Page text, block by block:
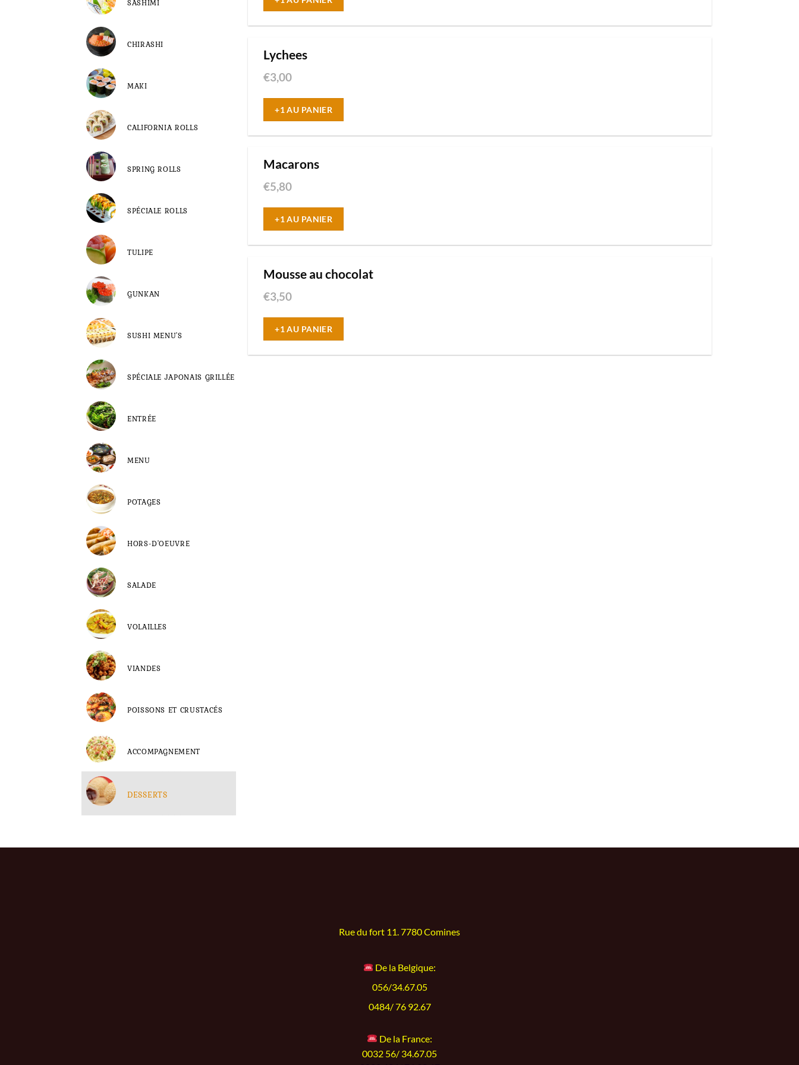
SASHIMI
CHIRASHI
MAKI
CALIFORNIA ROLLS
SPRING ROLLS
SPÉCIALE ROLLS
TULIPE
GUNKAN
SUSHI MENU'S
SPÉCIALE JAPONAIS GRILLÉE
ENTRÉE
MENU
POTAGES
HORS-D'OEUVRE
SALADE
VOLAILLES
VIANDES
POISSONS ET CRUSTACÉS
ACCOMPAGNEMENT
DESSERTS
Lychees
€3,00
+1 AU PANIER
Macarons
€5,80
+1 AU PANIER
Mousse au chocolat
€3,50
+1 AU PANIER
Rue du fort 11. 7780 Comines
De la Belgique:
056/34.67.05
0484/ 76 92.67
De la France:
0032 56/ 34.67.05